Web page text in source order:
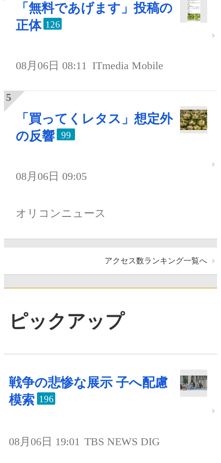
「無料であげます」投稿の
正体 126
08月06日 08:11 ITmedia Mobile
「買ってくレタス」想定外
の反響
99
08月06日 09:05
オリコンニュース
アクセス数ランキング一覧へ
ピックアップ
戦争の悲惨な展示 子へ配慮
模索 196
08月06日 19:01 TBS NEWS DIG